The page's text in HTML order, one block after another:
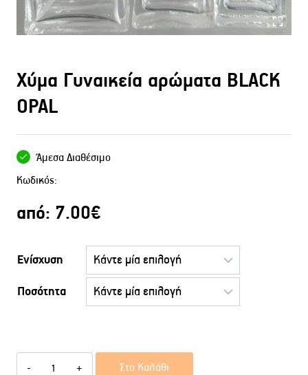
Χύμα Γυναικεία αρώματα BLACK
OPAL
Άμεσα Διαθέσιμο
Κωδικός:
από: 7.00€
Ενίσχυση
Ποσότητα
Στο Καλάθι